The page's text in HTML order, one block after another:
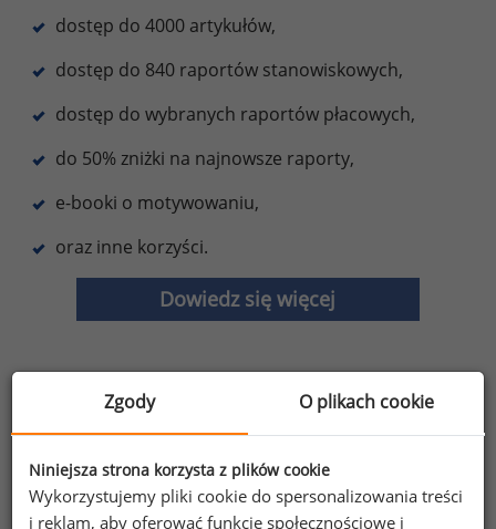
dostęp do 4000 artykułów,
dostęp do 840 raportów stanowiskowych,
dostęp do wybranych raportów płacowych,
do 50% zniżki na najnowsze raporty,
e-booki o motywowaniu,
oraz inne korzyści.
Dowiedz się więcej
Wybierz opcję dostosowana do Twoich
potrzeb!Przetestuj strefę premium.
Chcesz na bieżąco śledzić najnowsze informacje o
Zgody O plikach cookie
Niniejsza strona korzysta z plików cookie
Wykorzystujemy pliki cookie do spersonalizowania treści
i reklam, aby oferować funkcje społecznościowe i